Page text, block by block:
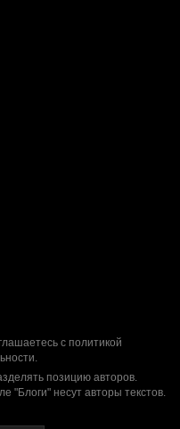
с политикой
.
позицию авторов.
"Блоги" несут авторы текстов.